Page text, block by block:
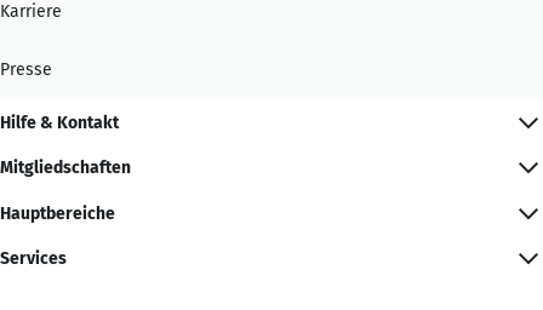
Karriere
Presse
Hilfe & Kontakt
Mitgliedschaften
Hauptbereiche
Services